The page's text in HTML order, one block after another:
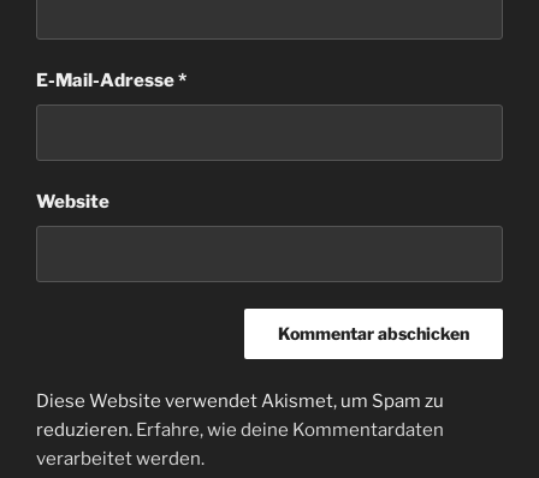
E-Mail-Adresse*
Website
Diese Website verwendet Akismet, um Spam zu
reduzieren. Erfahre, wie deine Kommentardaten
verarbeitet werden.